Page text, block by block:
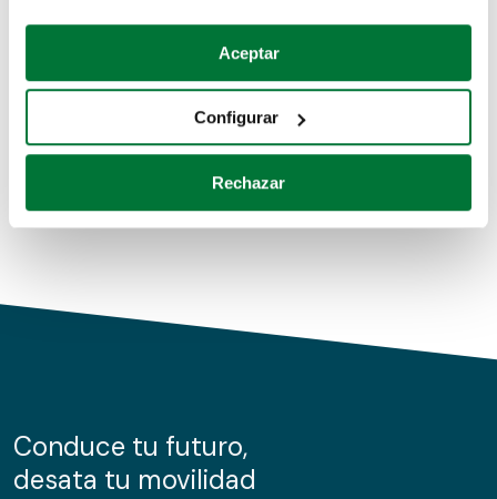
Si lo permite, también quisiéramos:
Recopilar información sobre su ubicación geográfica
Identificar su dispositivo analizándolo activamente
para buscar características específicas (huellas
Obtenga más información sobre cómo se procesan sus
de cookies.
información sobre el uso que haga del sitio web con
nuestros partners de redes sociales, publicidad y análisis
Aceptar
Configurar
Rechazar
Coches de segunda mano
Coches de km0
Conduce tu futuro,
desata tu movilidad